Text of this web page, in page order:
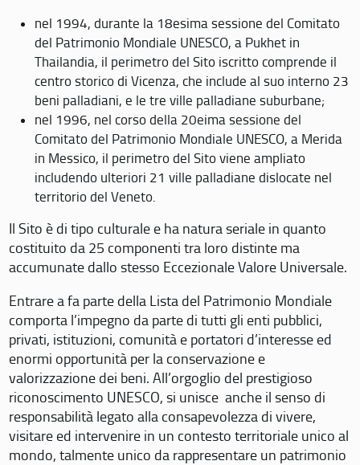
nel 1994, durante la 18esima sessione del Comitato
del Patrimonio Mondiale UNESCO, a Pukhet in
Thailandia, il perimetro del Sito iscritto comprende il
centro storico di Vicenza, che include al suo interno 23
beni palladiani, e le tre ville palladiane suburbane;
nel 1996, nel corso della 20eima sessione del
Comitato del Patrimonio Mondiale UNESCO, a Merida
in Messico, il perimetro del Sito viene ampliato
includendo ulteriori 21 ville palladiane dislocate nel
territorio del Veneto.
Il Sito è di tipo culturale e ha natura seriale in quanto
costituito da 25 componenti tra loro distinte ma
accumunate dallo stesso Eccezionale Valore Universale.
Entrare a fa parte della Lista del Patrimonio Mondiale
comporta l’impegno da parte di tutti gli enti pubblici,
privati, istituzioni, comunità e portatori d’interesse ed
enormi opportunità per la conservazione e
valorizzazione dei beni. All’orgoglio del prestigioso
riconoscimento UNESCO, si unisce anche il senso di
responsabilità legato alla consapevolezza di vivere,
visitare ed intervenire in un contesto territoriale unico al
mondo, talmente unico da rappresentare un patrimonio